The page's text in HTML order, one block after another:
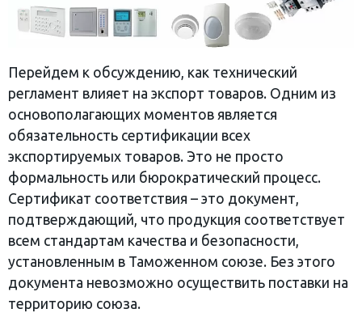
Перейдем к обсуждению, как технический
регламент влияет на экспорт товаров. Одним из
основополагающих моментов является
обязательность сертификации всех
экспортируемых товаров. Это не просто
формальность или бюрократический процесс.
Сертификат соответствия – это документ,
подтверждающий, что продукция соответствует
всем стандартам качества и безопасности,
установленным в Таможенном союзе. Без этого
документа невозможно осуществить поставки на
территорию союза.